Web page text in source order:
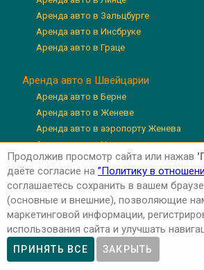
Аренда авто в Зальцбурге
Аренда авто в Инсбруке
Аренда авто в Граце
Аренда авто в Швейцарии
Аренда авто в Берне
Аренда авто в Женеве
Аренда авто в аэропорту Женева
Аренда авто в Цюрихе
Аренда авто в аэропорту Цюрих
Аренда авто в Люцерне
Авторские права © 2026 'Авто-
Privacy Policy
Cookie Policy
Продолжив просмотр сайта или нажав
даёте согласие на ”Политику в
соглашаетесь сохранить в вашем
(основные и внешние), позволяющие
маркетинговой информации,
использования сайта и улучшать
ПРИНЯТЬ ВСЕ ЗАКРЫТЬ